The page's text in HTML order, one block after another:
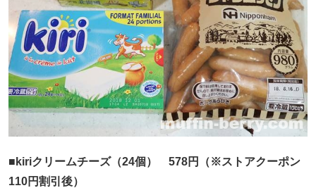
■kiriクリームチーズ（24個） 578円（※ストアクーポン
110円割引後）